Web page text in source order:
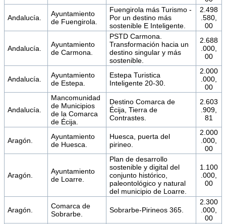
Andalucía.
Ayuntamiento
de Fuengirola.
Fuengirola más Turismo -
Por un destino más
sostenible E Inteligente.
2.498
.580,
00
Andalucía.
Ayuntamiento
de Carmona.
PSTD Carmona.
Transformación hacia un
destino singular y más
sostenible.
2.688
.000,
00
Andalucía.
Ayuntamiento
de Estepa.
Estepa Turistica
Inteligente 20-30.
2.000
.000,
00
Andalucía.
Mancomunidad
de Municipios
de la Comarca
de Écija.
Destino Comarca de
Écija, Tierra de
Contrastes.
2.603
.909,
81
Aragón.
Ayuntamiento
de Huesca.
Huesca, puerta del
pirineo.
2.000
.000,
00
Aragón.
Ayuntamiento
de Loarre.
Plan de desarrollo
sostenible y digital del
conjunto histórico,
paleontológico y natural
del municipio de Loarre.
1.100
.000,
00
Aragón.
Comarca de
Sobrarbe.
Sobrarbe-Pirineos 365.
2.300
.000,
00